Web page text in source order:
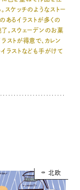
。スケッチのようなストー
あるイラストが多くの
了。スウェーデンのお菓
ストが得意で、カレン
ラストなども手がけて
北欧